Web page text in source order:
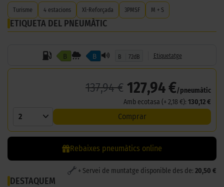
Turisme 4 estacions Xl-Reforçada 3PMSF M + S
ETIQUETA DEL PNEUMÀTIC
B B B 72dB Etiquetatge
137,94 € 127,94 €/pneumàtic
Amb ecotasa (+ 2,18 €): 130,12 €
2 Comprar
Rebaixes pneumàtics online
+ Servei de muntatge disponible des de: 20,50 €
DESTAQUEM